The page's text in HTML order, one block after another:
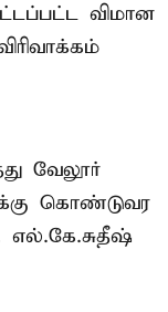
விமான
வேலூர்
கொண்டுவர
எல்.கே.சுதீஷ்